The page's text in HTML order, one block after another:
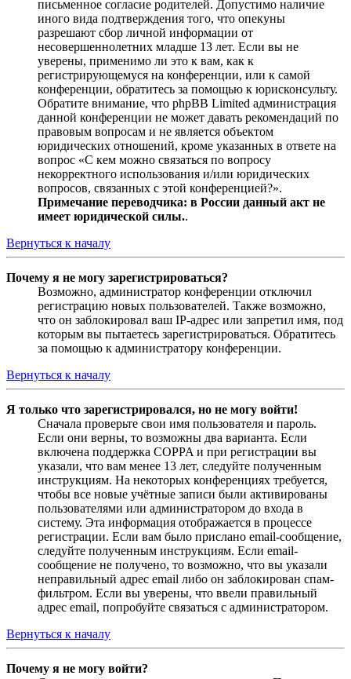
письменное согласие родителей. Допустимо наличие
иного вида подтверждения того, что опекуны
разрешают сбор личной информации от
несовершеннолетних младше 13 лет. Если вы не
уверены, применимо ли это к вам, как к
регистрирующемуся на конференции, или к самой
конференции, обратитесь за помощью к юрисконсульту.
Обратите внимание, что phpBB Limited администрация
данной конференции не может давать рекомендаций по
правовым вопросам и не является объектом
юридических отношений, кроме указанных в ответе на
вопрос «С кем можно связаться по вопросу
некорректного использования и/или юридических
вопросов, связанных с этой конференцией?».
Примечание переводчика: в России данный акт не
имеет юридической силы..
Вернуться к началу
Почему я не могу зарегистрироваться?
Возможно, администратор конференции отключил
регистрацию новых пользователей. Также возможно,
что он заблокировал ваш IP-адрес или запретил имя, под
которым вы пытаетесь зарегистрироваться. Обратитесь
за помощью к администратору конференции.
Вернуться к началу
Я только что зарегистрировался, но не могу войти!
Сначала проверьте свои имя пользователя и пароль.
Если они верны, то возможны два варианта. Если
включена поддержка COPPA и при регистрации вы
указали, что вам менее 13 лет, следуйте полученным
инструкциям. На некоторых конференциях требуется,
чтобы все новые учётные записи были активированы
пользователями или администратором до входа в
систему. Эта информация отображается в процессе
регистрации. Если вам было прислано email-сообщение,
следуйте полученным инструкциям. Если email-
сообщение не получено, то возможно, что вы указали
неправильный адрес email либо он заблокирован спам-
фильтром. Если вы уверены, что ввели правильный
адрес email, попробуйте связаться с администратором.
Вернуться к началу
Почему я не могу войти?